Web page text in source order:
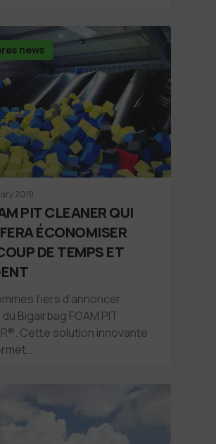
news
2019
PIT CLEANER QUI
ÉCONOMISER
DE TEMPS ET
fiers d'annoncer
Bigairbag FOAM PIT
Cette solution innovante